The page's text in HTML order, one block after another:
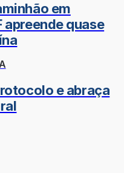
em
apreende quase
e abraça